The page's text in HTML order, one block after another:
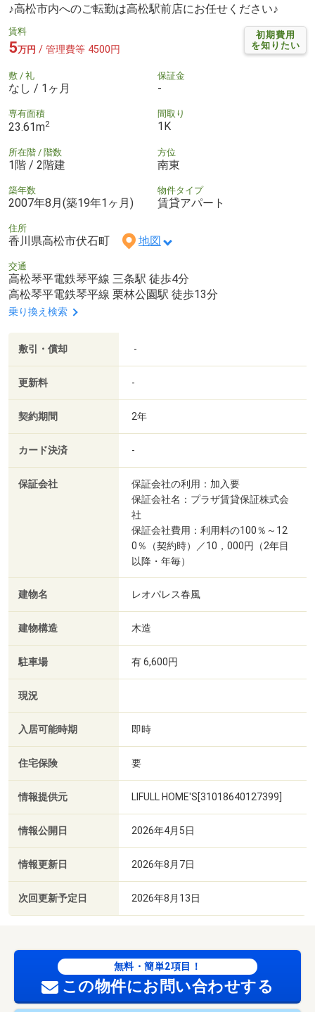
♪高松市内へのご転勤は高松駅前店にお任せください♪
初期費用
を知りたい
賃料
5万円 / 管理費等 4500円
敷 / 礼
なし / 1ヶ月
保証金
-
専有面積
23.61m2
間取り
1K
所在階 / 階数
1階 / 2階建
方位
南東
築年数
2007年8月(築19年1ヶ月)
物件タイプ
賃貸アパート
住所
香川県高松市伏石町 地図
交通
高松琴平電鉄琴平線 三条駅 徒歩4分
高松琴平電鉄琴平線 栗林公園駅 徒歩13分
乗り換え検索
敷引・償却 -
更新料 -
契約期間 2年
カード決済 -
保証会社
保証会社の利用：加入要
保証会社名：プラザ賃貸保証株式会
社
保証会社費用：利用料の100％～12
0％（契約時）／10，000円（2年目
以降・年毎）
建物名 レオパレス春風
建物構造 木造
駐車場 有 6,600円
現況
入居可能時期 即時
住宅保険 要
情報提供元 LIFULL HOME'S[31018640127399]
情報公開日 2026年4月5日
情報更新日 2026年8月7日
次回更新予定日 2026年8月13日
無料・簡単2項目！
この物件にお問い合わせする